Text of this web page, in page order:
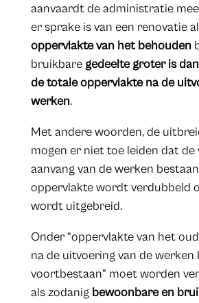
aanvaardt de administratie
er sprake is van een renovatie
oppervlakte van het behouden
bruikbare gedeelte groter is
de totale oppervlakte na de
werken.
Met andere woorden, de
mogen er niet toe leiden dat de
aanvang van de werken
oppervlakte wordt verdubbeld
wordt uitgebreid.
Onder “oppervlakte van het
na de uitvoering van de werken
voortbestaan” moet worden
als zodanig bewoonbare en